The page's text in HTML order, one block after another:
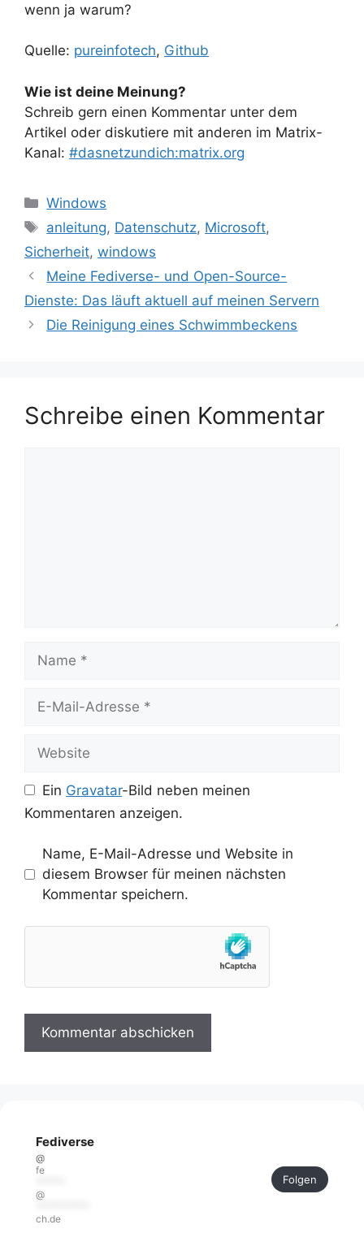
wenn ja warum?
Quelle: pureinfotech, Github
Wie ist deine Meinung?
Schreib gern einen Kommentar unter dem
Artikel oder diskutiere mit anderen im Matrix-
Kanal: #dasnetzundich:matrix.org
Kategorien
Windows
Schlagwörter
anleitung, Datenschutz, Microsoft,
Sicherheit, windows
Meine Fediverse- und Open-Source-
Dienste: Das läuft aktuell auf meinen Servern
Die Reinigung eines Schwimmbeckens
Schreibe einen Kommentar
Mail-
Ein Gravatar-Bild neben meinen
Kommentaren anzeigen.
Name, E-Mail-Adresse und Website in
diesem Browser für meinen nächsten
Kommentar speichern.
Fediverse
@
fe
@
ch.de
Folgen